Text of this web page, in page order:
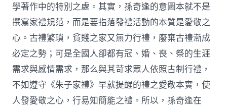
學著作中的特別之處。其實，孫奇逢的意圖本就不是
撰寫家禮規范，而是要指落發禮活動的本質是愛敬之
心。古禮繁瑣，貧賤之家又無力行禮，廢棄古禮漸成
必定之勢；可是全國人卻都有冠、婚、喪、祭的生涯
需求與感情需求，那么與其苛求眾人依照古制行禮，
不如遵守《朱子家禮》早就提醒的禮之愛敬本實，使
人發愛敬之心，行易知簡能之禮。所以，孫奇逢在